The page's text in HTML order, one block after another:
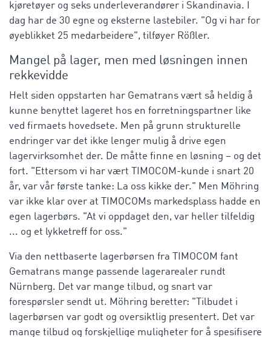
kjøretøyer og seks underleverandører i Skandinavia. I
dag har de 30 egne og eksterne lastebiler. "Og vi har for
øyeblikket 25 medarbeidere", tilføyer Rößler.
Mangel på lager, men med løsningen innen
rekkevidde
Helt siden oppstarten har Gematrans vært så heldig å
kunne benyttet lageret hos en forretningspartner like
ved firmaets hovedsete. Men på grunn strukturelle
endringer var det ikke lenger mulig å drive egen
lagervirksomhet der. De måtte finne en løsning – og det
fort. "Ettersom vi har vært TIMOCOM-kunde i snart 20
år, var vår første tanke: La oss kikke der." Men Möhring
var ikke klar over at TIMOCOMs markedsplass hadde en
egen lagerbørs. "At vi oppdaget den, var heller tilfeldig
... og et lykketreff for oss."
Via den nettbaserte lagerbørsen fra TIMOCOM fant
Gematrans mange passende lagerarealer rundt
Nürnberg. Det var mange tilbud, og snart var
forespørsler sendt ut. Möhring beretter: "Tilbudet i
lagerbørsen var godt og oversiktlig presentert. Det var
mange tilbud og forskjellige muligheter for å spesifisere